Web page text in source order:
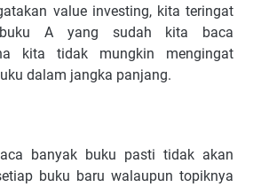
value investing, kita teringat
A yang sudah kita baca
kita tidak mungkin mengingat
dalam jangka panjang.
banyak buku pasti tidak akan
buku baru walaupun topiknya